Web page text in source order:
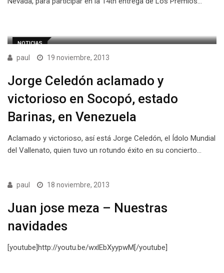
NOTICIAS
paul 19 noviembre, 2013
Jorge Celedón aclamado y
victorioso en Socopó, estado
Barinas, en Venezuela
Aclamado y victorioso, así está Jorge Celedón, el Ídolo Mundial
del Vallenato, quien tuvo un rotundo éxito en su concierto…
paul 18 noviembre, 2013
Juan jose meza – Nuestras
navidades
[youtube]http://youtu.be/wxlEbXyypwM[/youtube]